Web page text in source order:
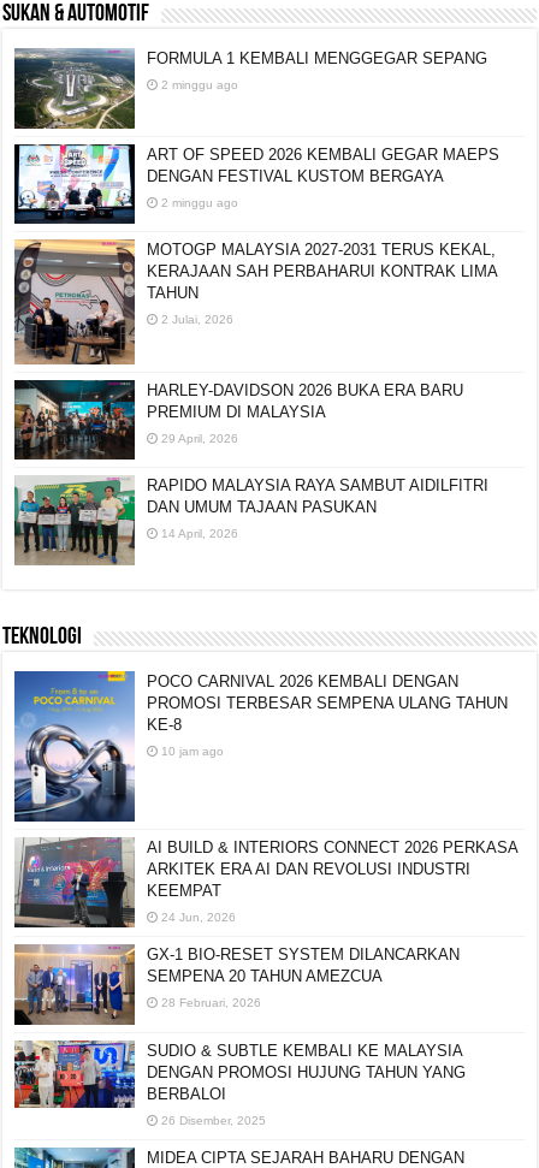
SUKAN & AUTOMOTIF
FORMULA 1 KEMBALI MENGGEGAR SEPANG
2 minggu ago
ART OF SPEED 2026 KEMBALI GEGAR MAEPS
DENGAN FESTIVAL KUSTOM BERGAYA
2 minggu ago
MOTOGP MALAYSIA 2027-2031 TERUS KEKAL,
KERAJAAN SAH PERBAHARUI KONTRAK LIMA
TAHUN
2 Julai, 2026
HARLEY-DAVIDSON 2026 BUKA ERA BARU
PREMIUM DI MALAYSIA
29 April, 2026
RAPIDO MALAYSIA RAYA SAMBUT AIDILFITRI
DAN UMUM TAJAAN PASUKAN
14 April, 2026
TEKNOLOGI
POCO CARNIVAL 2026 KEMBALI DENGAN
PROMOSI TERBESAR SEMPENA ULANG TAHUN
KE-8
10 jam ago
AI BUILD & INTERIORS CONNECT 2026 PERKASA
ARKITEK ERA AI DAN REVOLUSI INDUSTRI
KEEMPAT
24 Jun, 2026
GX-1 BIO-RESET SYSTEM DILANCARKAN
SEMPENA 20 TAHUN AMEZCUA
28 Februari, 2026
SUDIO & SUBTLE KEMBALI KE MALAYSIA
DENGAN PROMOSI HUJUNG TAHUN YANG
BERBALOI
26 Disember, 2025
MIDEA CIPTA SEJARAH BAHARU DENGAN